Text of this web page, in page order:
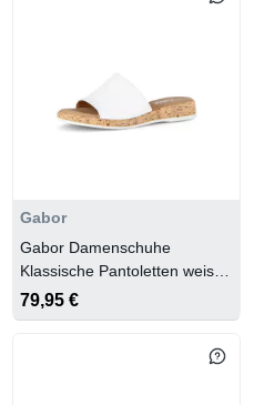
Gabor
Gabor Damenschuhe
Klassische Pantoletten weiss
(S.Kork)
79,95 €